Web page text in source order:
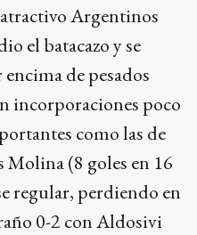
Argentinos
el batacazo y se
de pesados
incorporaciones poco
como las de
(8 goles en 16
regular, perdiendo en
0-2 con Aldosivi